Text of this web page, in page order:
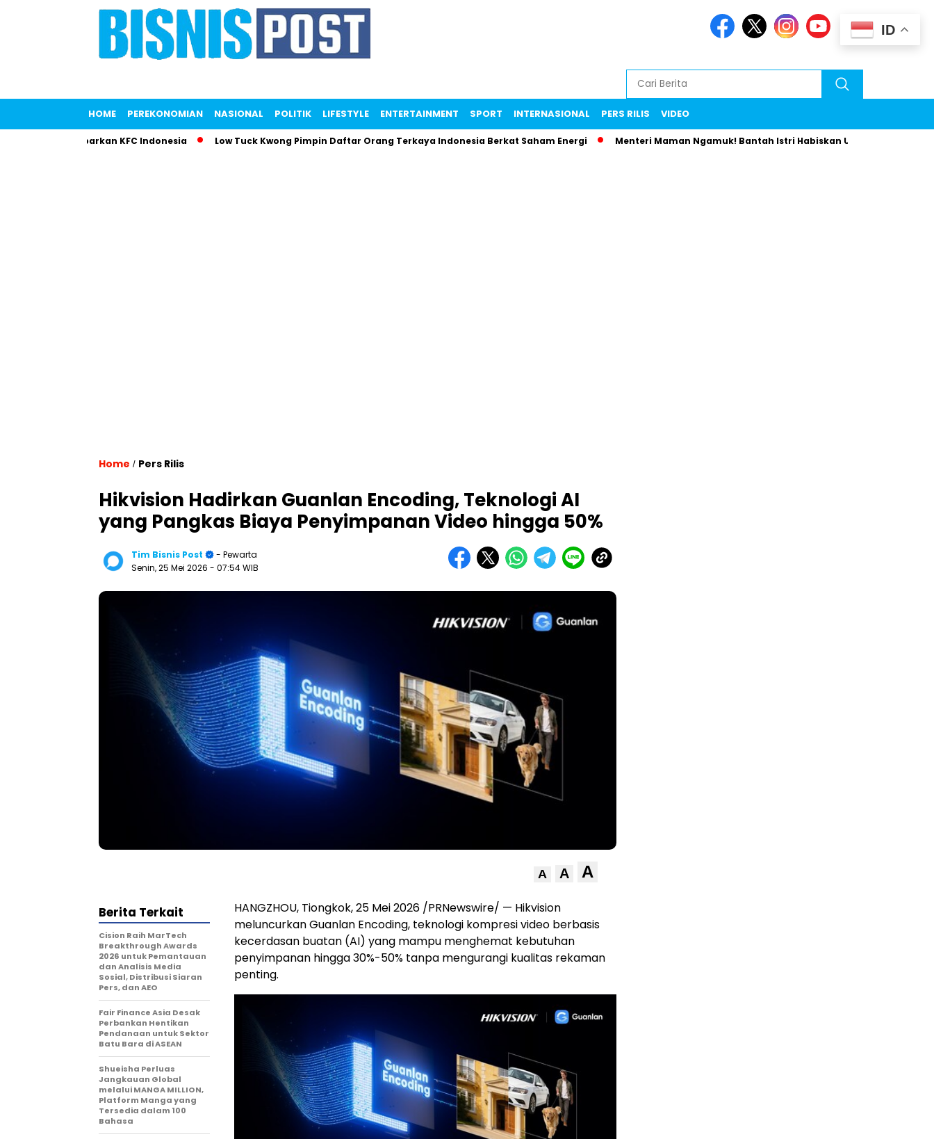
HOME PEREKONOMIAN NASIONAL POLITIK LIFESTYLE ENTERTAINMENT SPORT INTERNASIONAL PERS RILIS VIDEO
Gemparkan KFC Indonesia Low Tuck Kwong Pimpin Daftar Orang Terkaya Indonesia Berkat Saham Energi Menteri Maman Ngamuk! Bantah Istri Habiskan Uang Negara Liburan ke
Home / Pers Rilis
Hikvision Hadirkan Guanlan Encoding, Teknologi AI
yang Pangkas Biaya Penyimpanan Video hingga 50%
Tim Bisnis Post
- Pewarta
Senin, 25 Mei 2026 - 07:54 WIB
A A A
HANGZHOU, Tiongkok, 25 Mei 2026 /PRNewswire/ — Hikvision
meluncurkan Guanlan Encoding, teknologi kompresi video berbasis
kecerdasan buatan (AI) yang mampu menghemat kebutuhan
penyimpanan hingga 30%-50% tanpa mengurangi kualitas rekaman
penting.
Berita Terkait
Cision Raih MarTech
Breakthrough Awards
2026 untuk Pemantauan
dan Analisis Media
Sosial, Distribusi Siaran
Pers, dan AEO
Fair Finance Asia Desak
Perbankan Hentikan
Pendanaan untuk Sektor
Batu Bara di ASEAN
Shueisha Perluas
Jangkauan Global
melalui MANGA MILLION,
Platform Manga yang
Tersedia dalam 100
Bahasa
ID